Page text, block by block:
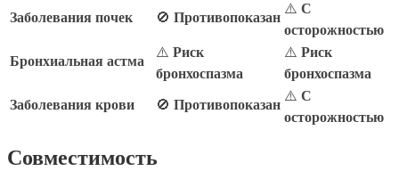
Заболевания почек 🚫 Противопоказан
⚠️ С
осторожностью
Бронхиальная астма
⚠️ Риск
бронхоспазма
⚠️ Риск
бронхоспазма
Заболевания крови 🚫 Противопоказан
⚠️ С
осторожностью
Совместимость